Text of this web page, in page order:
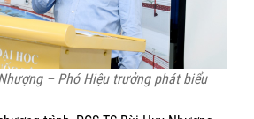
– Phó Hiệu trưởng phát biểu